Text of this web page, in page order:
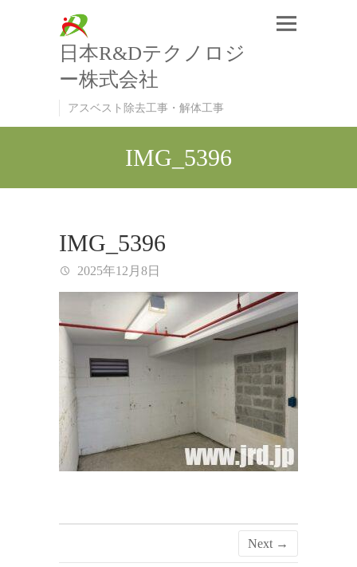
日本R&Dテクノロジ
ー株式会社
アスベスト除去工事・解体工事
IMG_5396
IMG_5396
2025年12月8日
Next →